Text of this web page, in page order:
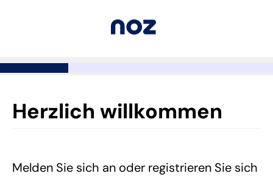
Herzlich willkommen
Melden Sie sich an oder registrieren Sie sich